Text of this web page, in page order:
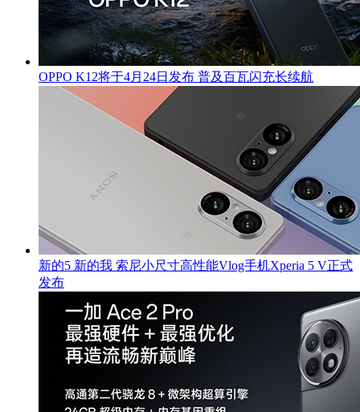
OPPO K12将于4月24日发布 普及百瓦闪充长续航
新的5 新的我 索尼小尺寸高性能Vlog手机Xperia 5 V正式
发布